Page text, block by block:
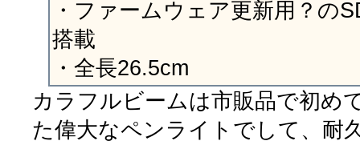
・ファームウェア更新用？の
搭載
・全長26.5cm
カラフルビームは市販品で初め
た偉大なペンライトでして、耐